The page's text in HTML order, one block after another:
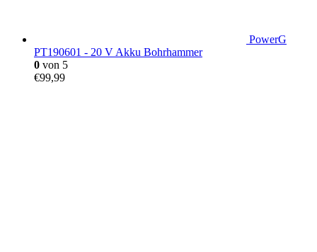
PowerG
PT190601 - 20 V Akku Bohrhammer
0 von 5
€99,99